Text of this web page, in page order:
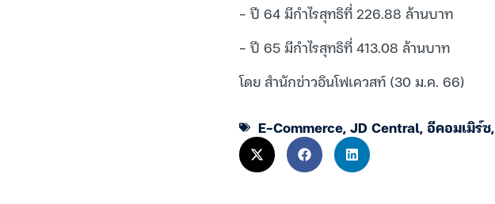
– ปี 64 มีกำไรสุทธิที่ 226.88 ล้านบาท
– ปี 65 มีกำไรสุทธิที่ 413.08 ล้านบาท
โดย สำนักข่าวอินโฟเควสท์ (30 ม.ค. 66)
E-Commerce,JD Central,อีคอมเมิร์ซ,